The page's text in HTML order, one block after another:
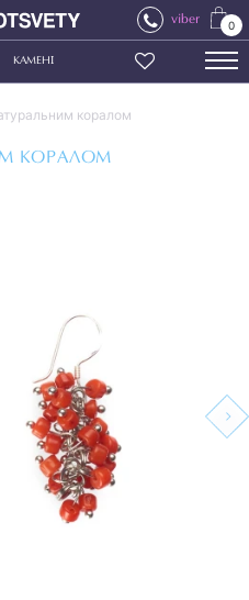
viber 0
КАМЕНІ
коралом
КОРАЛОМ